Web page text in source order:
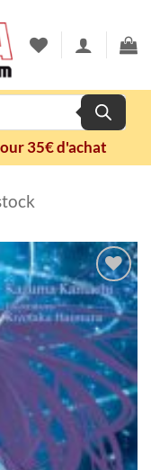
35€ d'achat
Ajouter
à la
wishlist